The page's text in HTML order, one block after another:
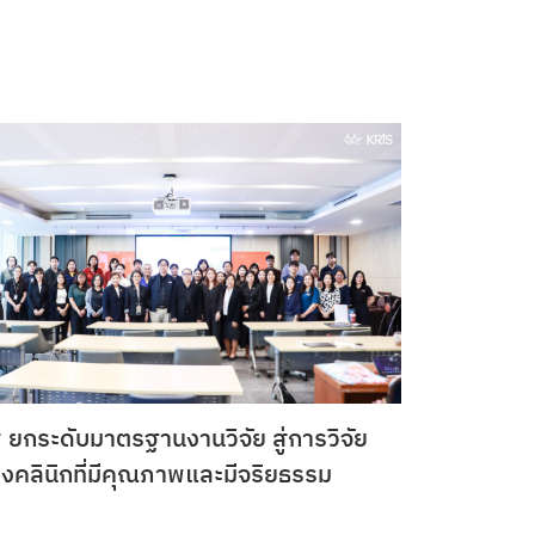
ยกระดับมาตรฐานงานวิจัย สู่การวิจัย
คลินิกที่มีคุณภาพและมีจริยธรรม